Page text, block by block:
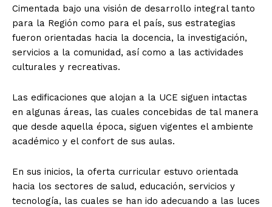
Cimentada bajo una visión de desarrollo integral tanto
para la Región como para el país, sus estrategias
fueron orientadas hacia la docencia, la investigación,
servicios a la comunidad, así como a las actividades
culturales y recreativas.
Las edificaciones que alojan a la UCE siguen intactas
en algunas áreas, las cuales concebidas de tal manera
que desde aquella época, siguen vigentes el ambiente
académico y el confort de sus aulas.
En sus inicios, la oferta curricular estuvo orientada
hacia los sectores de salud, educación, servicios y
tecnología, las cuales se han ido adecuando a las luces